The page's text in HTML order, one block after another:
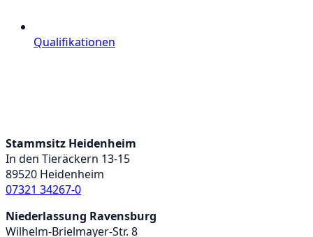
Qualifikationen
Stammsitz Heidenheim
In den Tieräckern 13-15
89520 Heidenheim
07321 34267-0
Niederlassung Ravensburg
Wilhelm-Brielmayer-Str. 8